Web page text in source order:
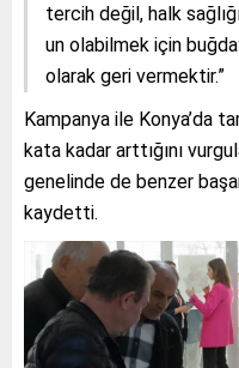
tercih değil, halk
un olabilmek için
olarak geri vermektir.”
Kampanya ile Konya’da
kata kadar arttığını
genelinde de benzer
kaydetti.